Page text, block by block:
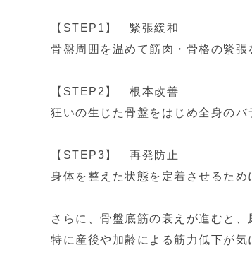
【STEP1】 緊張緩和
骨盤周囲を温めて筋肉・骨格の緊張
【STEP2】 根本改善
狂いの生じた骨盤をはじめ全身のバ
【STEP3】 再発防止
身体を整えた状態を定着させるため
さらに、骨盤底筋の衰えが進むと
特に産後や加齢による筋力低下が気